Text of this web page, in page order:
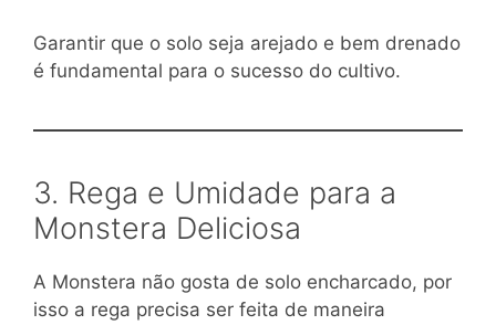
Garantir que o solo seja arejado e bem drenado
é fundamental para o sucesso do cultivo.
3. Rega e Umidade para a
Monstera Deliciosa
A Monstera não gosta de solo encharcado, por
isso a rega precisa ser feita de maneira